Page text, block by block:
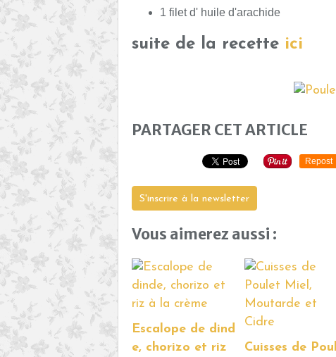
1 filet d' huile d'arachide
suite de la recette ici
PARTAGER CET ARTICLE
Repost
S'inscrire à la newsletter
Vous aimerez aussi :
Escalope de dind
e, chorizo et riz
Cuisses de